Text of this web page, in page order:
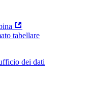
tabellare
dei dati